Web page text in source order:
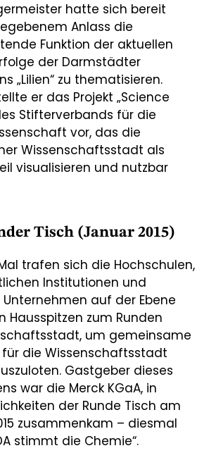
hatte sich bereit
Anlass die
Funktion der aktuellen
der Darmstädter
„Lilien“ zu thematisieren.
er das Projekt „Science
Stifterverbands für die
vor, das die
Wissenschaftsstadt als
visualisieren und nutzbar
Tisch (Januar 2015)
trafen sich die Hochschulen,
Institutionen und
auf der Ebene
Hausspitzen zum Runden
um gemeinsame
für die Wissenschaftsstadt
Gastgeber dieses
war die Merck KGaA, in
der Runde Tisch am
zusammenkam – diesmal
stimmt die Chemie“.